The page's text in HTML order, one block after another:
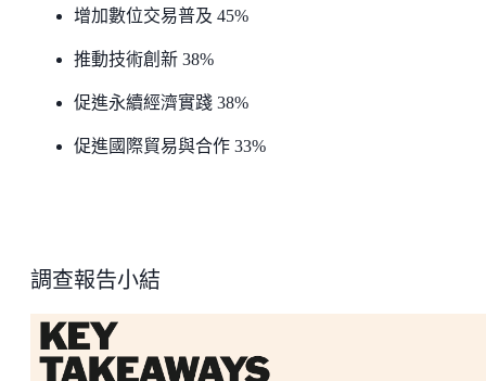
增加數位交易普及 45%
推動技術創新 38%
促進永續經濟實踐 38%
促進國際貿易與合作 33%
調查報告小結